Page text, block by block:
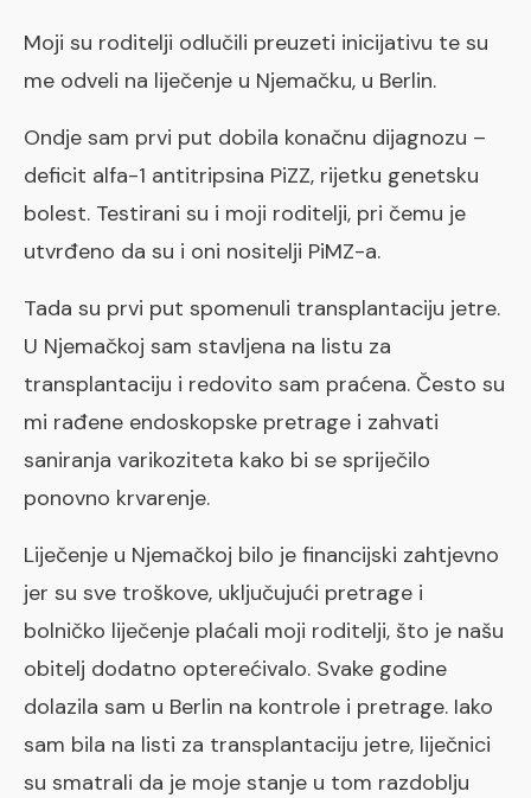
Moji su roditelji odlučili preuzeti inicijativu te su
me odveli na liječenje u Njemačku, u Berlin.
Ondje sam prvi put dobila konačnu dijagnozu –
deficit alfa-1 antitripsina PiZZ, rijetku genetsku
bolest. Testirani su i moji roditelji, pri čemu je
utvrđeno da su i oni nositelji PiMZ-a.
Tada su prvi put spomenuli transplantaciju jetre.
U Njemačkoj sam stavljena na listu za
transplantaciju i redovito sam praćena. Često su
mi rađene endoskopske pretrage i zahvati
saniranja varikoziteta kako bi se spriječilo
ponovno krvarenje.
Liječenje u Njemačkoj bilo je financijski zahtjevno
jer su sve troškove, uključujući pretrage i
bolničko liječenje plaćali moji roditelji, što je našu
obitelj dodatno opterećivalo. Svake godine
dolazila sam u Berlin na kontrole i pretrage. Iako
sam bila na listi za transplantaciju jetre, liječnici
su smatrali da je moje stanje u tom razdoblju